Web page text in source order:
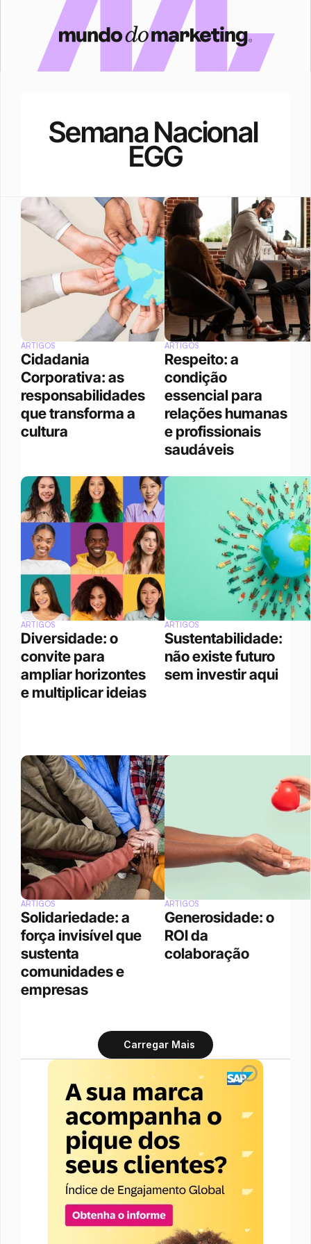
Semana Nacional
EGG
ARTIGOS
Cidadania
Corporativa: as
responsabilidades
que transforma a
cultura
ARTIGOS
Respeito: a
condição
essencial para
relações humanas
e profissionais
saudáveis
ARTIGOS
Diversidade: o
convite para
ampliar horizontes
e multiplicar ideias
ARTIGOS
Sustentabilidade:
não existe futuro
sem investir aqui
ARTIGOS
Solidariedade: a
força invisível que
sustenta
comunidades e
empresas
ARTIGOS
Generosidade: o
ROI da
colaboração
Carregar Mais